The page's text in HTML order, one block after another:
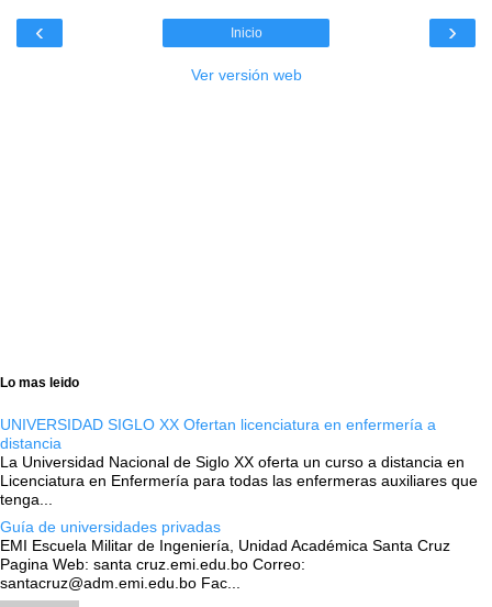
‹ ›
Inicio
Ver versión web
Lo mas leido
UNIVERSIDAD SIGLO XX Ofertan licenciatura en enfermería a
distancia
La Universidad Nacional de Siglo XX oferta un curso a distancia en
Licenciatura en Enfermería para todas las enfermeras auxiliares que
tenga...
Guía de universidades privadas
EMI Escuela Militar de Ingeniería, Unidad Académica Santa Cruz
Pagina Web: santa cruz.emi.edu.bo Correo:
santacruz@adm.emi.edu.bo Fac...